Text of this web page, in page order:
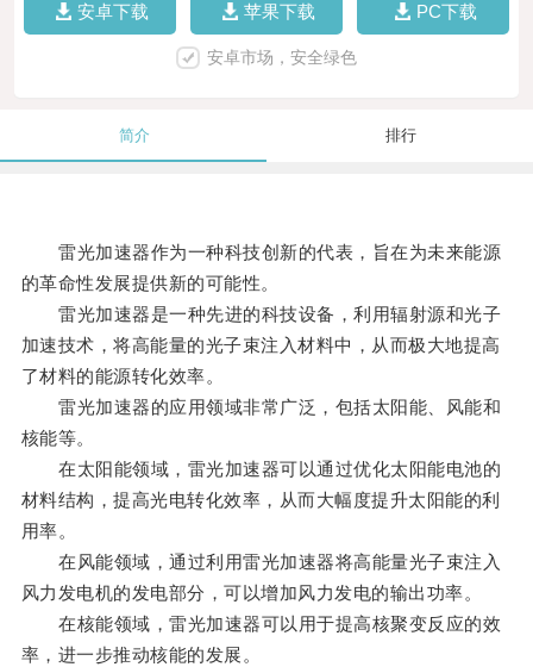
安卓下载 苹果下载 PC下载
安卓市场，安全绿色
简介 排行
雷光加速器作为一种科技创新的代表，旨在为未来能源
的革命性发展提供新的可能性。
雷光加速器是一种先进的科技设备，利用辐射源和光子
加速技术，将高能量的光子束注入材料中，从而极大地提高
了材料的能源转化效率。
雷光加速器的应用领域非常广泛，包括太阳能、风能和
核能等。
在太阳能领域，雷光加速器可以通过优化太阳能电池的
材料结构，提高光电转化效率，从而大幅度提升太阳能的利
用率。
在风能领域，通过利用雷光加速器将高能量光子束注入
风力发电机的发电部分，可以增加风力发电的输出功率。
在核能领域，雷光加速器可以用于提高核聚变反应的效
率，进一步推动核能的发展。